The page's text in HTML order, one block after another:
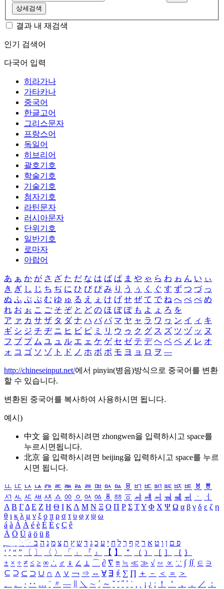
상세검색
결과 내 재검색
인기 검색어
다국어 입력
히라가나
가타카나
중국어
한글고어
그리스문자
프랑스어
독일어
히브리어
괄호기호
학술기호
기술기호
첨자기호
라틴문자
러시아문자
단위기호
일반기호
로마자
아랍어
あ ぁ か が さ ざ た だ な は ば ぱ ま や ゃ ら わ ゎ ん い ぃ
き ぎ し じ ち ぢ に ひ び ぴ み り う ぅ く ぐ す ず つ づ っ
ぬ ふ ぶ ぷ む ゆ ゅ る え ぇ け げ せ ぜ て で ね へ べ ぺ め
れ お ぉ こ ご そ ぞ と ど の ほ ぼ ぽ も よ ょ ろ を
ア ァ カ サ ザ タ ダ ナ ハ バ パ マ ヤ ャ ラ ワ ヮ ン イ ィ キ
ギ シ ジ チ ヂ ニ ヒ ビ ピ ミ リ ウ ゥ ク グ ス ズ ツ ヅ ッ ヌ
フ ブ プ ム ユ ュ ル エ ェ ケ ゲ セ ゼ テ デ ヘ ベ ペ メ レ オ
ォ コ ゴ ソ ゾ ト ド ノ ホ ボ ポ モ ヨ ョ ロ ヲ ―
http://chineseinput.net/에서 pinyin(병음)방식으로 중국어를 변환
할 수 있습니다.
변환된 중국어를 복사하여 사용하시면 됩니다.
예시)
中文 을 입력하시려면 zhongwen을 입력하시고 space를
누르시면됩니다.
北京 을 입력하시려면 beijing을 입력하시고 space를 누르
시면 됩니다.
ㅥ ㅦ ㅧ ㅨ ㅩ ㅪ ㅫ ㅬ ㅭ ㅮ ㅯ ㅰ ㅱ ㅲ ㅳ ㅴ ㅵ ㅶ ㅷ ㅸ
ㅹ
ㅺ ㅻ ㅼ ㅽ ㅾ ㅿ ㆀ ㆁ ㆂ ㆃ ㆄ ㆅ ㆆ ㆇ ㆈ ㆉ ㆊ ㆋ ㆌ ㆍ
ㆎ
Α Β ΓΔ Ε Ζ Η Θ Ι ΚΛ Μ Ν Ξ Ο Π Ρ Σ ΤΥ Φ Χ Ψ Ω α β γ δ ε ζ η
θ ι κ λ μ ν ξ ο π ρ σ τ υ φ χ ψ ω
á à Á À é è É È ç Ç ê
Ä Ö Ü ä ö ü ß
ִֶֹ ֻּ ׁׂ פ ם ן ו ט א ר ק ף ך ל ח י ע כ ג ד ש ץ ת צ מ נ ה ב
‘ ’ “ ” 〔 〕 〈 〉 「 」 『 』 【 】 ＂ （ ） ［ ］ ｛ ｝
± × ÷ ≠ ≤ ≥ ∞ ∴ ♂ ♀ ∠ ⊥ ⌒ ∂ ∇ ≡ ≒ ≪ ≫ √ ∽ ∝ ∵ ∫ ∬ ∈ ∋
⊆ ⊇ ⊂ ⊃ ∪ ∩ ∧ ∨ ￢ ⇒ ⇔ ∀ ∃ ∮ ∑ ∏ ＋ － ＜ ＝
＞
、
。 · ‥ … ¨ 〃 ― ＼ ∼ ´ ～ ˇ ˘ ˝ ˚ ˙ ¸ ¡ ¿ ː ！ ＇ ， ． ／
：